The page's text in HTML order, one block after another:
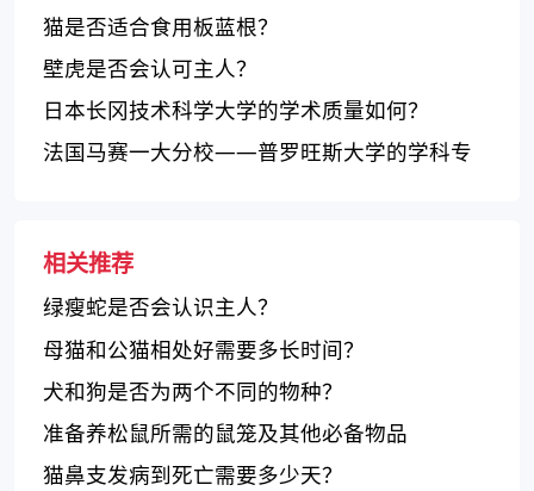
猫是否适合食用板蓝根？
壁虎是否会认可主人？
日本长冈技术科学大学的学术质量如何？
法国马赛一大分校——普罗旺斯大学的学科专
相关推荐
绿瘦蛇是否会认识主人？
母猫和公猫相处好需要多长时间？
犬和狗是否为两个不同的物种？
准备养松鼠所需的鼠笼及其他必备物品
猫鼻支发病到死亡需要多少天？